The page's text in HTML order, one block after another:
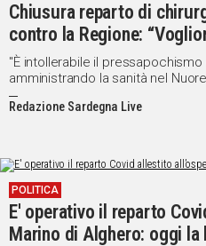
Chiusura reparto di
contro la Regione:
ospedale”
"È intollerabile il
amministrando la sanità nel
Redazione Sardegna Live
POLITICA
E' operativo il reparto
Marino di Alghero: oggi la